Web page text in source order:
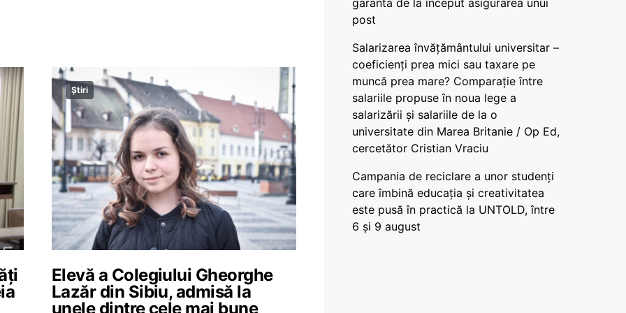
Știri
Elevă a Colegiului Gheorghe
Lazăr din Sibiu, admisă la
unele dintre cele mai bune
garanta de la început asigurarea unui
post
Salarizarea învățământului universitar –
coeficienți prea mici sau taxare pe
muncă prea mare? Comparație între
salariile propuse în noua lege a
salarizării și salariile de la o
universitate din Marea Britanie / Op Ed,
cercetător Cristian Vraciu
Campania de reciclare a unor studenți
care îmbină educația și creativitatea
este pusă în practică la UNTOLD, între
6 și 9 august